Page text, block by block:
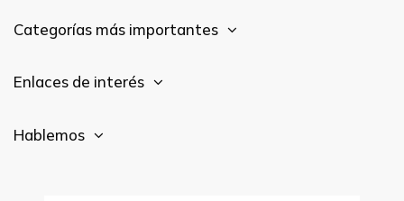
Categorías más importantes
Enlaces de interés
Hablemos